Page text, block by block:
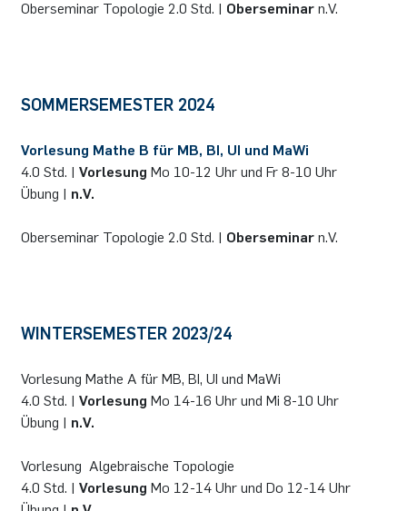
Oberseminar Topologie 2.0 Std. | Oberseminar n.V.
SOMMERSEMESTER 2024
Vorlesung Mathe B für MB, BI, UI und MaWi
4.0 Std. | Vorlesung Mo 10-12 Uhr und Fr 8-10 Uhr
Übung | n.V.
Oberseminar Topologie 2.0 Std. | Oberseminar n.V.
WINTERSEMESTER 2023/24
Vorlesung Mathe A für MB, BI, UI und MaWi
4.0 Std. | Vorlesung Mo 14-16 Uhr und Mi 8-10 Uhr
Übung | n.V.
Vorlesung Algebraische Topologie
4.0 Std. | Vorlesung Mo 12-14 Uhr und Do 12-14 Uhr
Oberseminar dynamical systems
Calendar
Dorothea Plätz
Thomas Lam
German)